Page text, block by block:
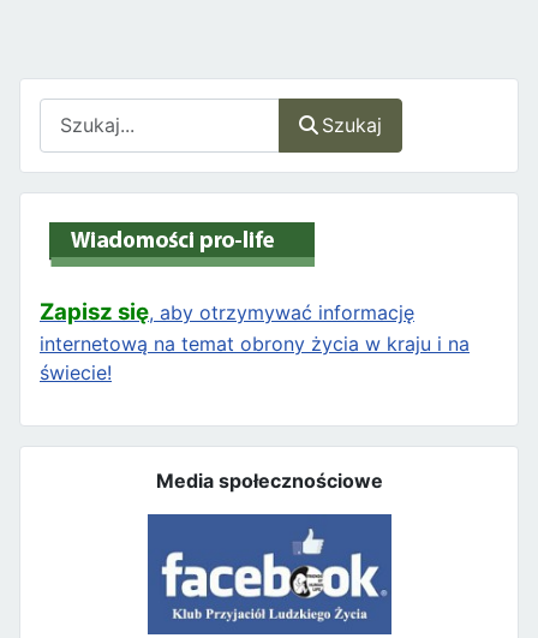
Szukaj
Zapisz się, aby otrzymywać informację
internetową na temat obrony życia w kraju i na
świecie!
Media społecznościowe